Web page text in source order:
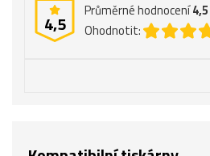
4,5
Průměrné hodnocení4,5
Ohodnotit: